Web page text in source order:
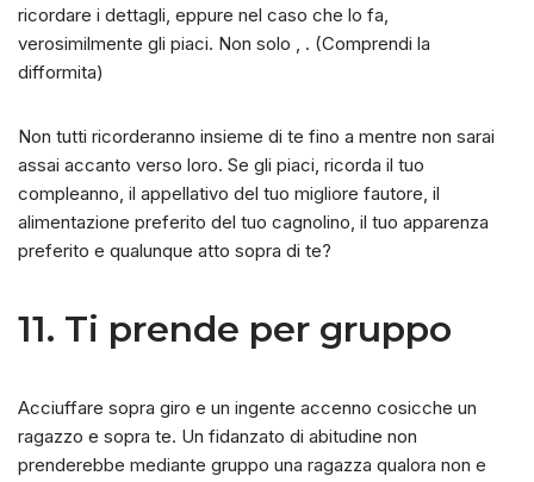
ricordare i dettagli, eppure nel caso che lo fa,
verosimilmente gli piaci. Non solo , . (Comprendi la
difformita)
Non tutti ricorderanno insieme di te fino a mentre non sarai
assai accanto verso loro. Se gli piaci, ricorda il tuo
compleanno, il appellativo del tuo migliore fautore, il
alimentazione preferito del tuo cagnolino, il tuo apparenza
preferito e qualunque atto sopra di te?
11. Ti prende per gruppo
Acciuffare sopra giro e un ingente accenno cosicche un
ragazzo e sopra te. Un fidanzato di abitudine non
prenderebbe mediante gruppo una ragazza qualora non e